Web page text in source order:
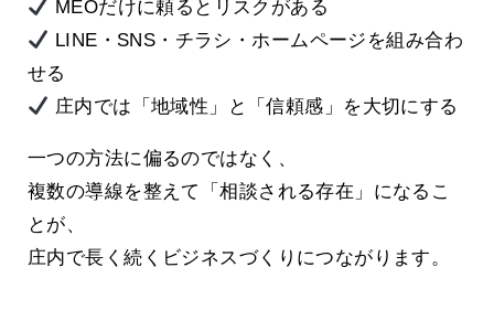
MEOだけに頼るとリスクがある
LINE・SNS・チラシ・ホームページを組み合わ
せる
庄内では「地域性」と「信頼感」を大切にする
一つの方法に偏るのではなく、
複数の導線を整えて「相談される存在」になるこ
とが、
庄内で長く続くビジネスづくりにつながります。